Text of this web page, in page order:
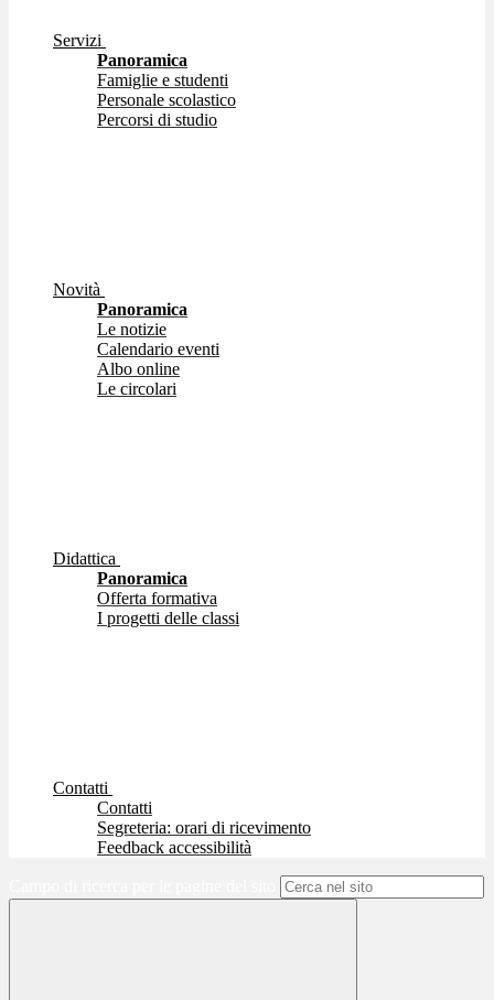
Servizi
Panoramica
Famiglie e studenti
Personale scolastico
Percorsi di studio
Novità
Panoramica
Le notizie
Calendario eventi
Albo online
Le circolari
Didattica
Panoramica
Offerta formativa
I progetti delle classi
Contatti
Contatti
Segreteria: orari di ricevimento
Feedback accessibilità